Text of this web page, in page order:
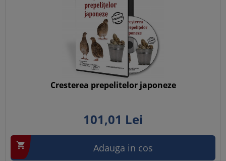
Cresterea prepelitelor japoneze
101,01 Lei
 Adauga in cos